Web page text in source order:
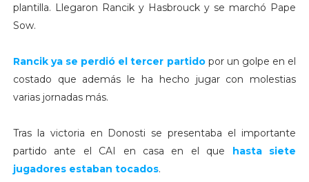
plantilla. Llegaron Rancik y Hasbrouck y se marchó Pape
Sow.
Rancikya se perdió el tercer partidopor un golpe en el
costado que además le ha hecho jugar con molestias
varias jornadas más.
Tras la victoria en Donosti se presentaba el importante
partido ante el CAI en casa en el que hasta siete
jugadores estaban tocados.